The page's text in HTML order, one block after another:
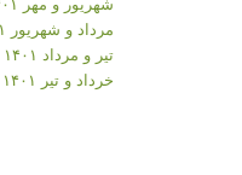
مرداد و شهریور ۱۴۰۱
تیر و مرداد ۱۴۰۱
خرداد و تیر ۱۴۰۱